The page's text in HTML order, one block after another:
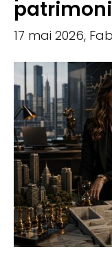
17 mai 2026,